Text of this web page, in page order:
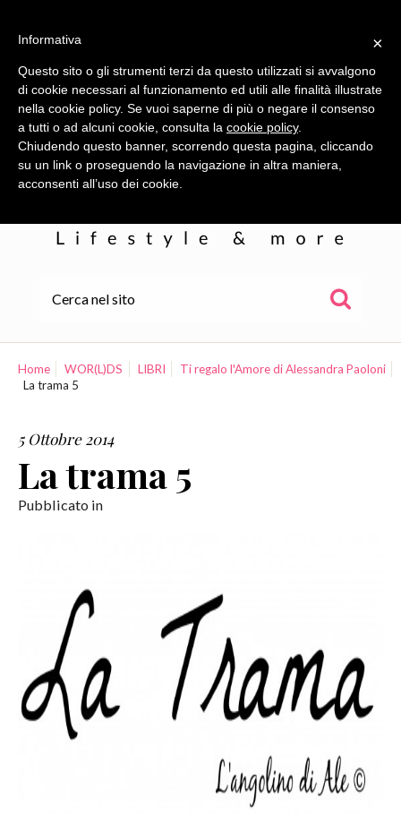
COLLABORAZIONI
Home WOR(L)DS LIBRI
Ti regalo l'Amore di Alessandra Paoloni
La trama 5
5 Ottobre 2014
La trama 5
Pubblicato in
×
Informativa
Questo sito o gli strumenti terzi da questo utilizzati si avvalgono
di cookie necessari al funzionamento ed utili alle finalità illustrate
nella cookie policy. Se vuoi saperne di più o negare il consenso
a tutti o ad alcuni cookie, consulta la cookie policy.
Chiudendo questo banner, scorrendo questa pagina, cliccando
su un link o proseguendo la navigazione in altra maniera,
acconsenti all’uso dei cookie.